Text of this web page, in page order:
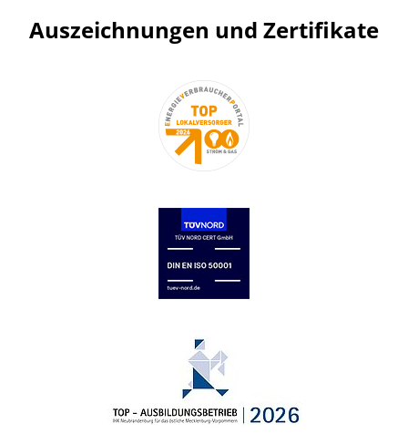
Auszeichnungen und Zertifikate